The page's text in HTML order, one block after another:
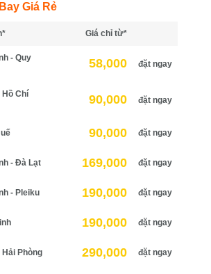
Giá Rẻ
Giá chỉ từ*
- Quy
58,000 đặt ngay
Chí
90,000 đặt ngay
90,000 đặt ngay
- Đà Lạt 169,000 đặt ngay
- Pleiku 190,000 đặt ngay
190,000 đặt ngay
Phòng 290,000 đặt ngay